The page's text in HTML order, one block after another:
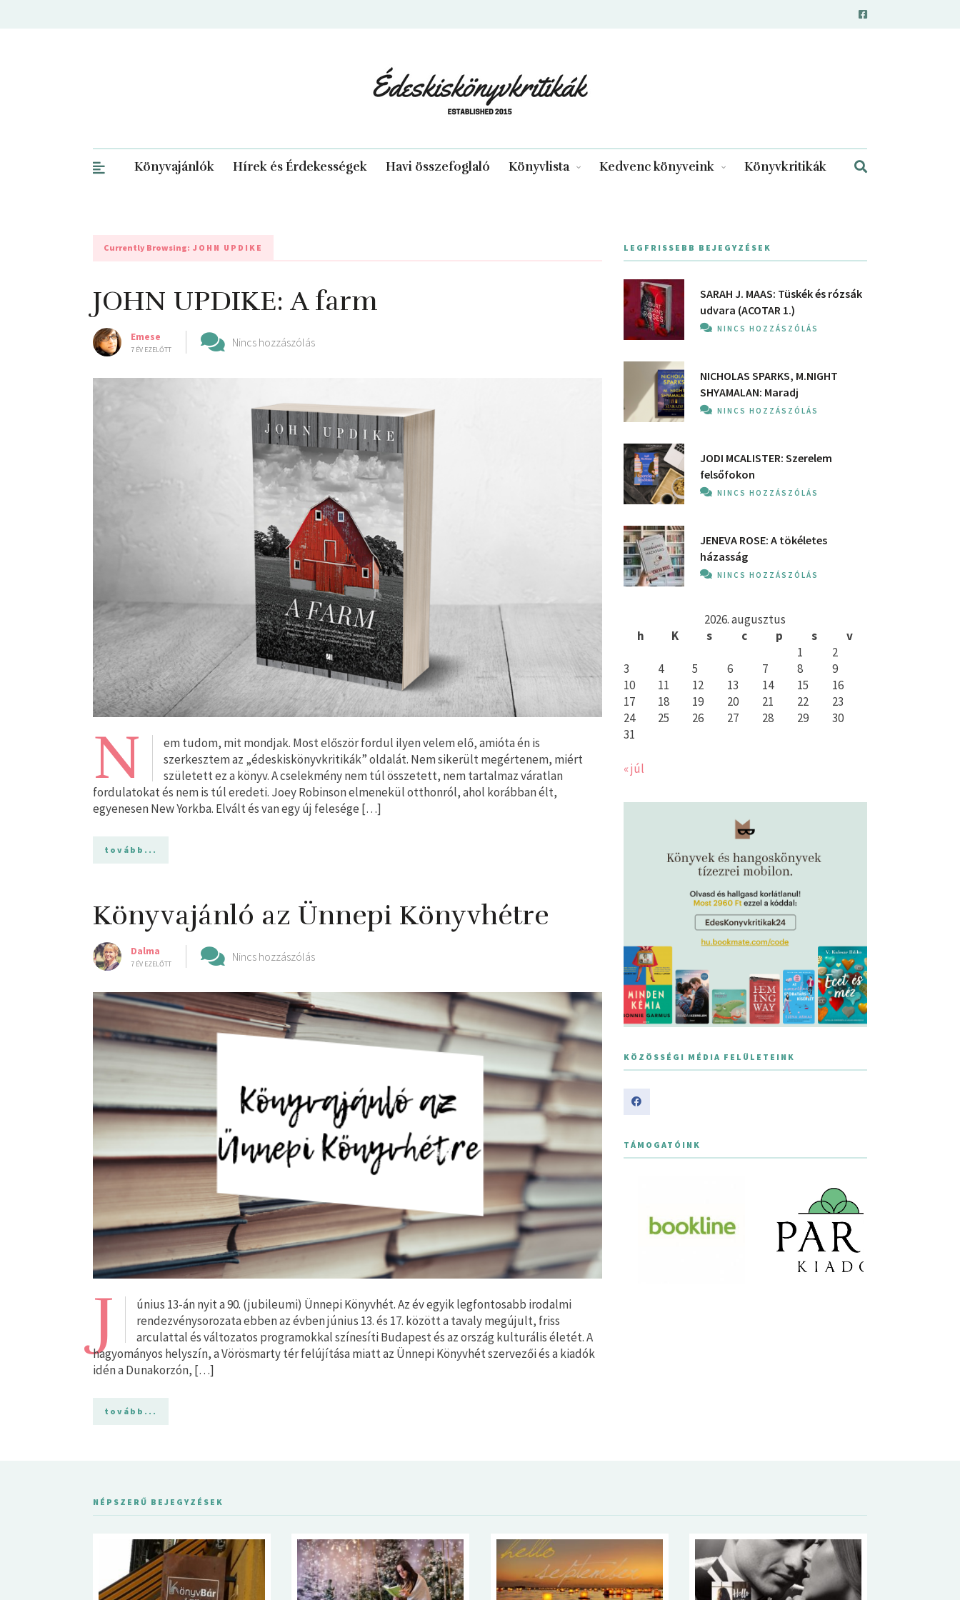
Könyvajánlók Hírek és Érdekességek Havi összefoglaló Könyvlista Kedvenc könyveink Könyvkritikák
Currently Browsing: JOHN UPDIKE
JOHN UPDIKE: A farm
Emese
7 ÉV EZELŐTT
Nincs hozzászólás
N
em tudom, mit mondjak. Most először fordul ilyen velem elő, amióta én is
szerkesztem az „édeskiskönyvkritikák” oldalát. Nem sikerült megértenem, miért
született ez a könyv. A cselekmény nem túl összetett, nem tartalmaz váratlan
fordulatokat és nem is túl eredeti. Joey Robinson elmenekül otthonról, ahol korábban élt,
egyenesen New Yorkba. Elvált és van egy új felesége […]
tovább...
Könyvajánló az Ünnepi Könyvhétre
Dalma
7 ÉV EZELŐTT
Nincs hozzászólás
J
únius 13-án nyit a 90. (jubileumi) Ünnepi Könyvhét. Az év egyik legfontosabb irodalmi
rendezvénysorozata ebben az évben június 13. és 17. között a tavaly megújult, friss
arculattal és változatos programokkal színesíti Budapest és az ország kulturális életét. A
hagyományos helyszín, a Vörösmarty tér felújítása miatt az Ünnepi Könyvhét szervezői és a kiadók
idén a Dunakorzón, […]
tovább...
LEGFRISSEBB BEJEGYZÉSEK
SARAH J. MAAS: Tüskék és rózsák
udvara (ACOTAR 1.)
NINCS HOZZÁSZÓLÁS
NICHOLAS SPARKS, M.NIGHT
SHYAMALAN: Maradj
NINCS HOZZÁSZÓLÁS
JODI MCALISTER: Szerelem
felsőfokon
NINCS HOZZÁSZÓLÁS
JENEVA ROSE: A ​tökéletes
házasság
NINCS HOZZÁSZÓLÁS
2026. augusztus
h
K s c p s
v
1
2
3
4 5 6 7 8
9
10
11 12 13 14 15
16
17
18 19 20 21 22
23
24
25 26 27 28 29
30
31
« júl
KÖZÖSSÉGI MÉDIA FELÜLETEINK
TÁMOGATÓINK
NÉPSZERŰ BEJEGYZÉSEK